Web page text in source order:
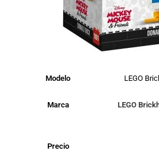
Modelo LEGO
Marca LEGO
Precio